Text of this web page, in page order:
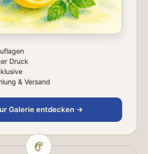
Druck
& Versand
Galerie entdecken →